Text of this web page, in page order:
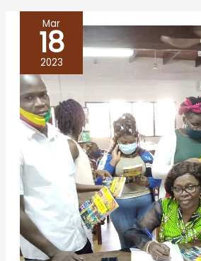
Mar
18
2023
Bibliothèque
Nationale
du
Bénin/
Cotonou